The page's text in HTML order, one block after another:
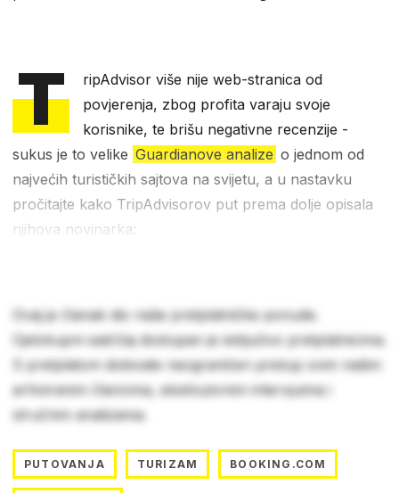
T
ripAdvisor više nije web-stranica od
povjerenja, zbog profita varaju svoje
korisnike, te brišu negativne recenzije -
sukus je to velike Guardianove analize o jednom od
najvećih turističkih sajtova na svijetu, a u nastavku
pročitajte kako TripAdvisorov put prema dolje opisala
njihova novinarka:
Ovaj je članak dio naše pretplatničke ponude.
Cjelokupni sadržaj dostupan je isključivo pretplatnicima.
S pretplatom dobivate neograničen pristup svim našim
arhiviranim člancima, ekskluzivnim intervjuima i
stručnim analizama.
PUTOVANJA TURIZAM BOOKING.COM